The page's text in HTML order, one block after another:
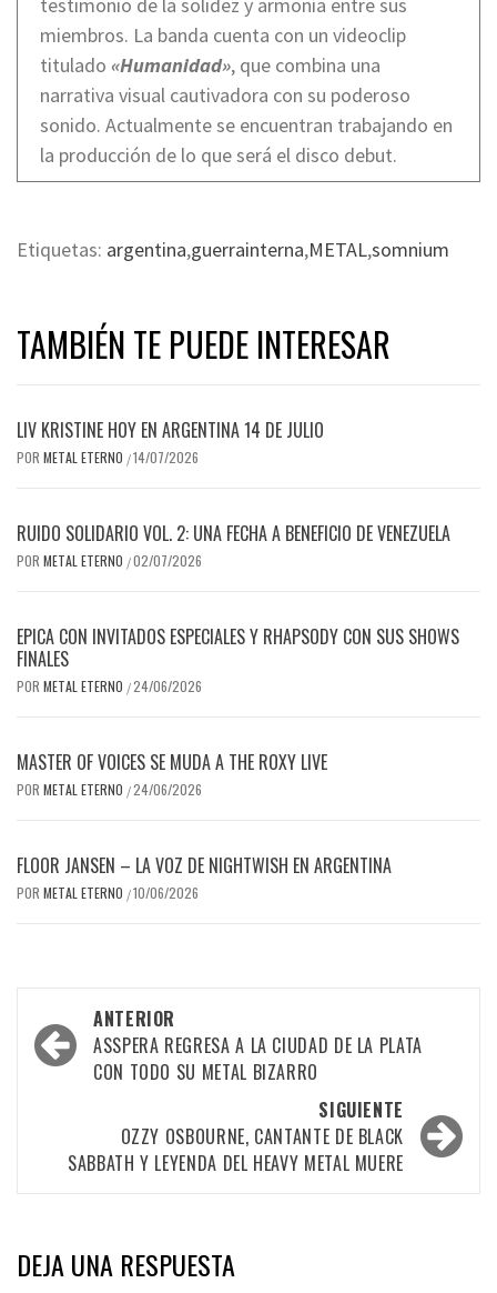
miembros. La banda cuenta con un videoclip
titulado «Humanidad», que combina una
narrativa visual cautivadora con su poderoso
sonido. Actualmente se encuentran trabajando en
la producción de lo que será el disco debut.
Etiquetas: argentina,guerrainterna,METAL,somnium
TAMBIÉN TE PUEDE INTERESAR
LIV KRISTINE HOY EN ARGENTINA 14 DE JULIO
POR METAL ETERNO /14/07/2026
RUIDO SOLIDARIO VOL. 2: UNA FECHA A BENEFICIO DE VENEZUELA
POR METAL ETERNO /02/07/2026
EPICA CON INVITADOS ESPECIALES Y RHAPSODY CON SUS SHOWS
FINALES
POR METAL ETERNO /24/06/2026
MASTER OF VOICES SE MUDA A THE ROXY LIVE
POR METAL ETERNO /24/06/2026
FLOOR JANSEN – LA VOZ DE NIGHTWISH EN ARGENTINA
POR METAL ETERNO /10/06/2026
Navegación
por
entradas
ANTERIOR
ASSPERA REGRESA A LA CIUDAD DE LA PLATA
CON TODO SU METAL BIZARRO
SIGUIENTE
OZZY OSBOURNE, CANTANTE DE BLACK
SABBATH Y LEYENDA DEL HEAVY METAL MUERE
DEJA UNA RESPUESTA